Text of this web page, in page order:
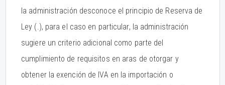
la administración desconoce el principio de Reserva de
Ley (.), para el caso en particular, la administración
sugiere un criterio adicional como parte del
cumplimiento de requisitos en aras de otorgar y
obtener la exención de IVA en la importación o